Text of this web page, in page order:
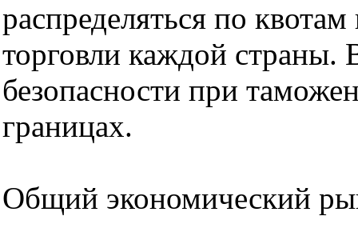
распределяться по
торговли каждой
безопасности при
границах.
Общий экономический